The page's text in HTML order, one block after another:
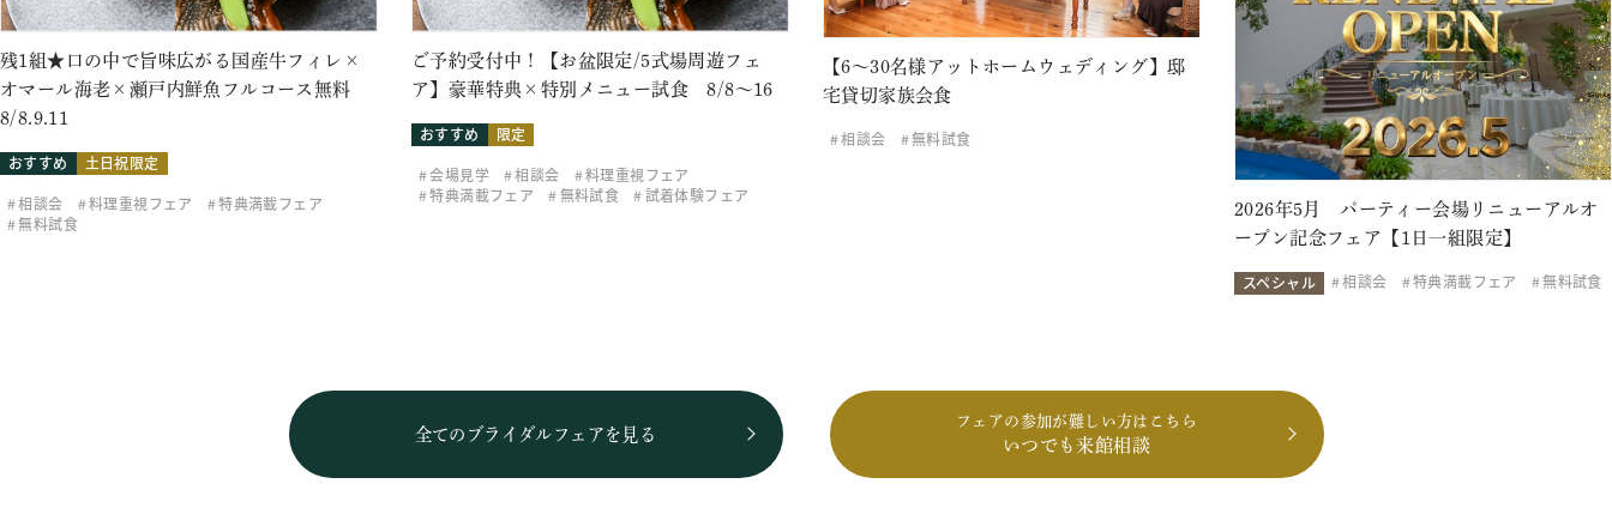
残1組★口の中で旨味広がる国産牛フィレ×
オマール海老×瀬戸内鮮魚フルコース無料
8/8.9.11
おすすめ
土日祝限定
相談会
料理重視フェア
特典満載フェア
無料試食
ご予約受付中！【お盆限定/5式場周遊フェ
ア】豪華特典×特別メニュー試食 8/8～16
おすすめ
限定
会場見学
相談会
料理重視フェア
特典満載フェア
無料試食 試着体験フェア
【6～30名様アットホームウェディング】邸
宅貸切家族会食
相談会 無料試食
2026年5月 パーティー会場リニューアルオ
ープン記念フェア【1日一組限定】
スペシャル 相談会 特典満載フェア 無料試食
全てのブライダルフェアを見る
フェアの参加が難しい方はこちら
いつでも来館相談